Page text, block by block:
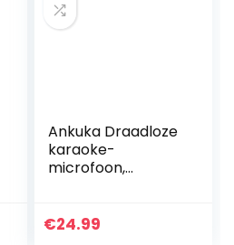
Ankuka Draadloze
karaoke-
microfoon,
karaoke-speler
€24.99